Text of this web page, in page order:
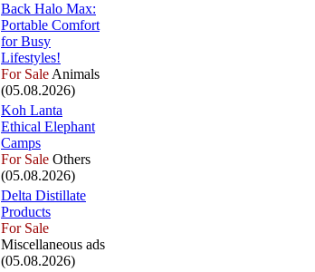
Back Halo Max:
Portable Comfort
for Busy
Lifestyles!
For Sale Animals
(05.08.2026)
Koh Lanta
Ethical Elephant
Camps
For Sale Others
(05.08.2026)
Delta Distillate
Products
For Sale
Miscellaneous ads
(05.08.2026)